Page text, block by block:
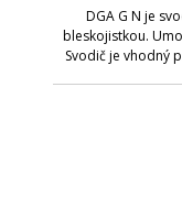
DGA G N je
bleskojistkou.
Svodič je vhodný